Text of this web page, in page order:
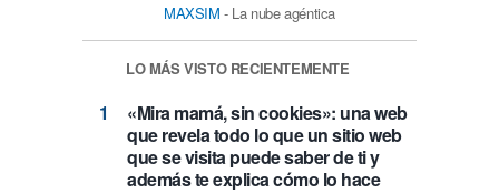
MAXSIM - La nube agéntica
LO MÁS VISTO RECIENTEMENTE
«Mira mamá, sin cookies»: una web
que revela todo lo que un sitio web
que se visita puede saber de ti y
además te explica cómo lo hace